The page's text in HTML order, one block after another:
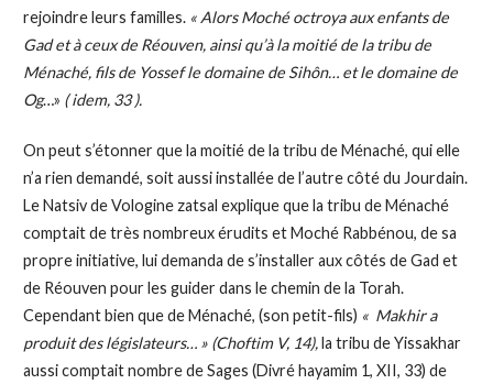
rejoindre leurs familles. « Alors Moché octroya aux enfants de
Gad et à ceux de Réouven, ainsi qu’à la moitié de la tribu de
Ménaché, fils de Yossef le domaine de Sihôn… et le domaine de
Og…» ( idem, 33 ).
On peut s’étonner que la moitié de la tribu de Ménaché, qui elle
n’a rien demandé, soit aussi installée de l’autre côté du Jourdain.
Le Natsiv de Vologine zatsal explique que la tribu de Ménaché
comptait de très nombreux érudits et Moché Rabbénou, de sa
propre initiative, lui demanda de s’installer aux côtés de Gad et
de Réouven pour les guider dans le chemin de la Torah.
Cependant bien que de Ménaché, (son petit-fils) « Makhir a
produit des législateurs… » (Choftim V, 14),la tribu de Yissakhar
aussi comptait nombre de Sages (Divré hayamim 1, XII, 33) de